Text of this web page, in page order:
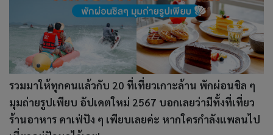
รวมมาให้ทุกคนแล้วกับ 20 ที่เที่ยวเกาะล้าน พักผ่อนชิล ๆ
มุมถ่ายรูปเพียบ อัปเดตใหม่ 2567 บอกเลยว่ามีทั้งที่เที่ยว
ร้านอาหาร คาเฟ่ปัง ๆ เพียบเลยค่ะ หากใครกำลังแพลนไป